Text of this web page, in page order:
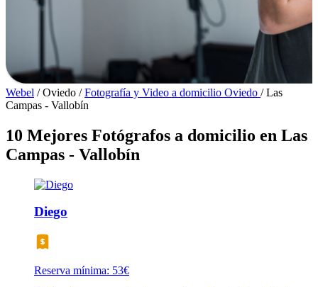
Webel / Oviedo / Fotografía y Video a domicilio Oviedo / Las
Campas - Vallobín
10 Mejores Fotógrafos a domicilio en Las
Campas - Vallobín
Diego
Reserva mínima: 53€